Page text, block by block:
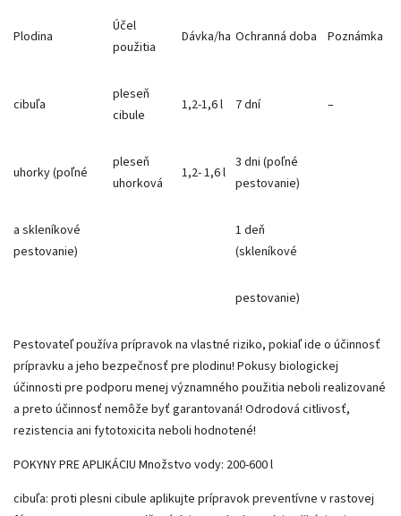
Plodina
Účel
použitia
Dávka/ha Ochranná doba Poznámka
cibuľa
pleseň
cibule
1,2-1,6 l 7 dní –
uhorky (poľné
pleseň
uhorková
1,2- 1,6 l
3 dni (poľné
pestovanie)
a skleníkové
pestovanie)
1 deň
(skleníkové
pestovanie)
Pestovateľ používa prípravok na vlastné riziko, pokiaľ ide o účinnosť
prípravku a jeho bezpečnosť pre plodinu! Pokusy biologickej
účinnosti pre podporu menej významného použitia neboli realizované
a preto účinnosť nemôže byť garantovaná! Odrodová citlivosť,
rezistencia ani fytotoxicita neboli hodnotené!
POKYNY PRE APLIKÁCIU Množstvo vody: 200-600 l
cibuľa: proti plesni cibule aplikujte prípravok preventívne v rastovej